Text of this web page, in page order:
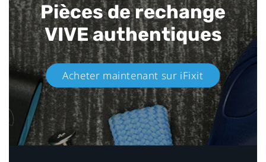
Pièces de rechange
VIVE authentiques​
Acheter maintenant sur iFixit​